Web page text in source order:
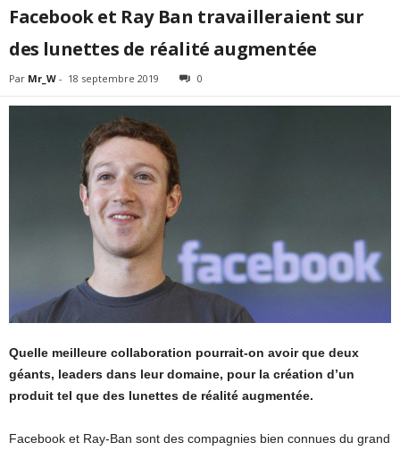
Facebook et Ray Ban travailleraient sur
des lunettes de réalité augmentée
Par Mr_W - 18 septembre 2019 0
Quelle meilleure collaboration pourrait-on avoir que deux
géants, leaders dans leur domaine, pour la création d’un
produit tel que des lunettes de réalité augmentée.
Facebook et Ray-Ban sont des compagnies bien connues du grand